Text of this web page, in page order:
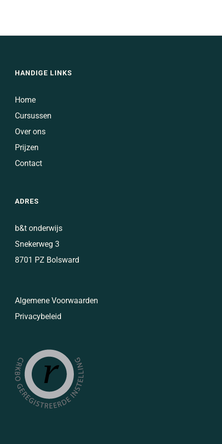
HANDIGE LINKS
Home
Cursussen
Over ons
Prijzen
Contact
ADRES
b&t onderwijs
Snekerweg 3
8701 PZ Bolsward
Algemene Voorwaarden
Privacybeleid